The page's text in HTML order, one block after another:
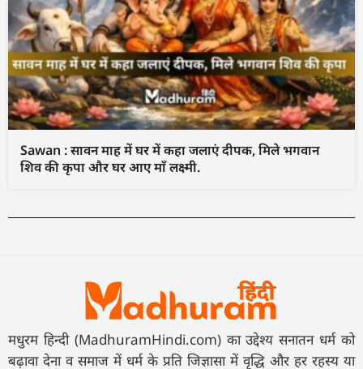
Sawan : सावन माह में घर में कहा जलाएं दीपक, मिले भगवान
शिव की कृपा और घर आए माँ लक्ष्मी.
मधुरम हिन्दी (MadhuramHindi.com) का उद्देश्य सनातन धर्म को
बढ़ावा देना व समाज में धर्म के प्रति जिज्ञासा में वृद्धि और हर रहस्य या